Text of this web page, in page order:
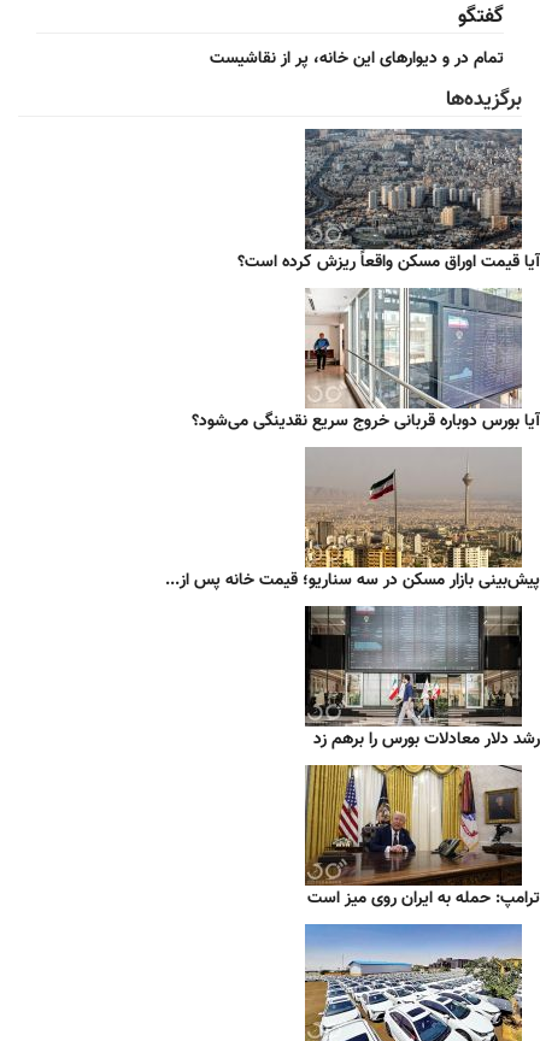
گفتگو
تمام در و دیوارهای این خانه، پر از نقاشیست
برگزیده‌ها
آیا قیمت اوراق مسکن واقعاً ریزش کرده است؟
آیا بورس دوباره قربانی خروج سریع نقدینگی می‌شود؟
پیش‌بینی بازار مسکن در سه سناریو؛ قیمت خانه پس از...
رشد دلار معادلات بورس را برهم زد
ترامپ: حمله به ایران روی میز است